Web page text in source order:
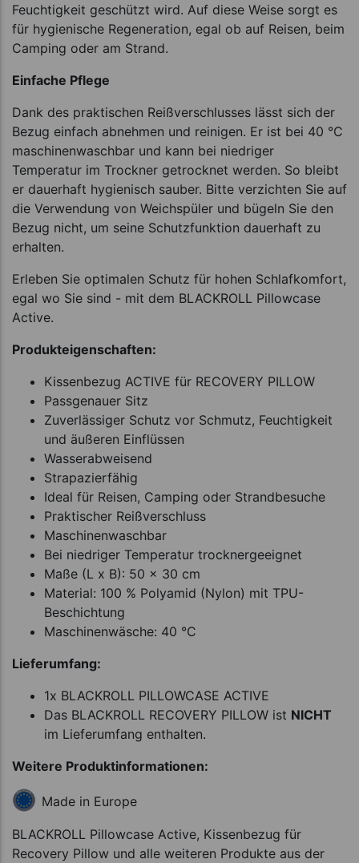
Feuchtigkeit geschützt wird. Auf diese Weise sorgt es
für hygienische Regeneration, egal ob auf Reisen, beim
Camping oder am Strand.
Einfache Pflege
Dank des praktischen Reißverschlusses lässt sich der
Bezug einfach abnehmen und reinigen. Er ist bei 40 °C
maschinenwaschbar und kann bei niedriger
Temperatur im Trockner getrocknet werden. So bleibt
er dauerhaft hygienisch sauber. Bitte verzichten Sie auf
die Verwendung von Weichspüler und bügeln Sie den
Bezug nicht, um seine Schutzfunktion dauerhaft zu
erhalten.
Erleben Sie optimalen Schutz für hohen Schlafkomfort,
egal wo Sie sind - mit dem BLACKROLL Pillowcase
Active.
Produkteigenschaften:
Kissenbezug ACTIVE für RECOVERY PILLOW
Passgenauer Sitz
Zuverlässiger Schutz vor Schmutz, Feuchtigkeit
und äußeren Einflüssen
Wasserabweisend
Strapazierfähig
Ideal für Reisen, Camping oder Strandbesuche
Praktischer Reißverschluss
Maschinenwaschbar
Bei niedriger Temperatur trocknergeeignet
Maße (L x B): 50 x 30 cm
Material: 100 % Polyamid (Nylon) mit TPU-
Beschichtung
Maschinenwäsche: 40 °C
Lieferumfang:
1x BLACKROLL PILLOWCASE ACTIVE
Das BLACKROLL RECOVERY PILLOW ist NICHT
im Lieferumfang enthalten.
Weitere Produktinformationen:
Made in Europe
BLACKROLL Pillowcase Active, Kissenbezug für
Recovery Pillow und alle weiteren Produkte aus der